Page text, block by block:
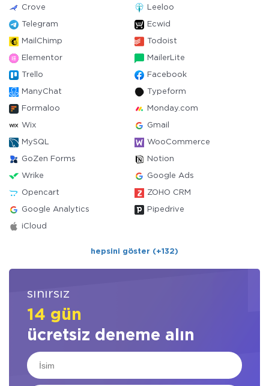
Crove Leeloo
Telegram Ecwid
MailChimp Todoist
Elementor MailerLite
Trello Facebook
ManyChat Typeform
Formaloo Monday.com
Wix Gmail
MySQL WooCommerce
GoZen Forms Notion
Wrike Google Ads
Opencart ZOHO CRM
Google Analytics Pipedrive
iCloud
hepsini göster (+132)
sınırsız
14 gün
ücretsiz deneme alın